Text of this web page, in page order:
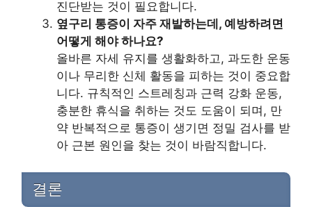
진단받는 것이 필요합니다.
옆구리 통증이 자주 재발하는데, 예방하려면
어떻게 해야 하나요?
올바른 자세 유지를 생활화하고, 과도한 운동
이나 무리한 신체 활동을 피하는 것이 중요합
니다. 규칙적인 스트레칭과 근력 강화 운동,
충분한 휴식을 취하는 것도 도움이 되며, 만
약 반복적으로 통증이 생기면 정밀 검사를 받
아 근본 원인을 찾는 것이 바람직합니다.
결론